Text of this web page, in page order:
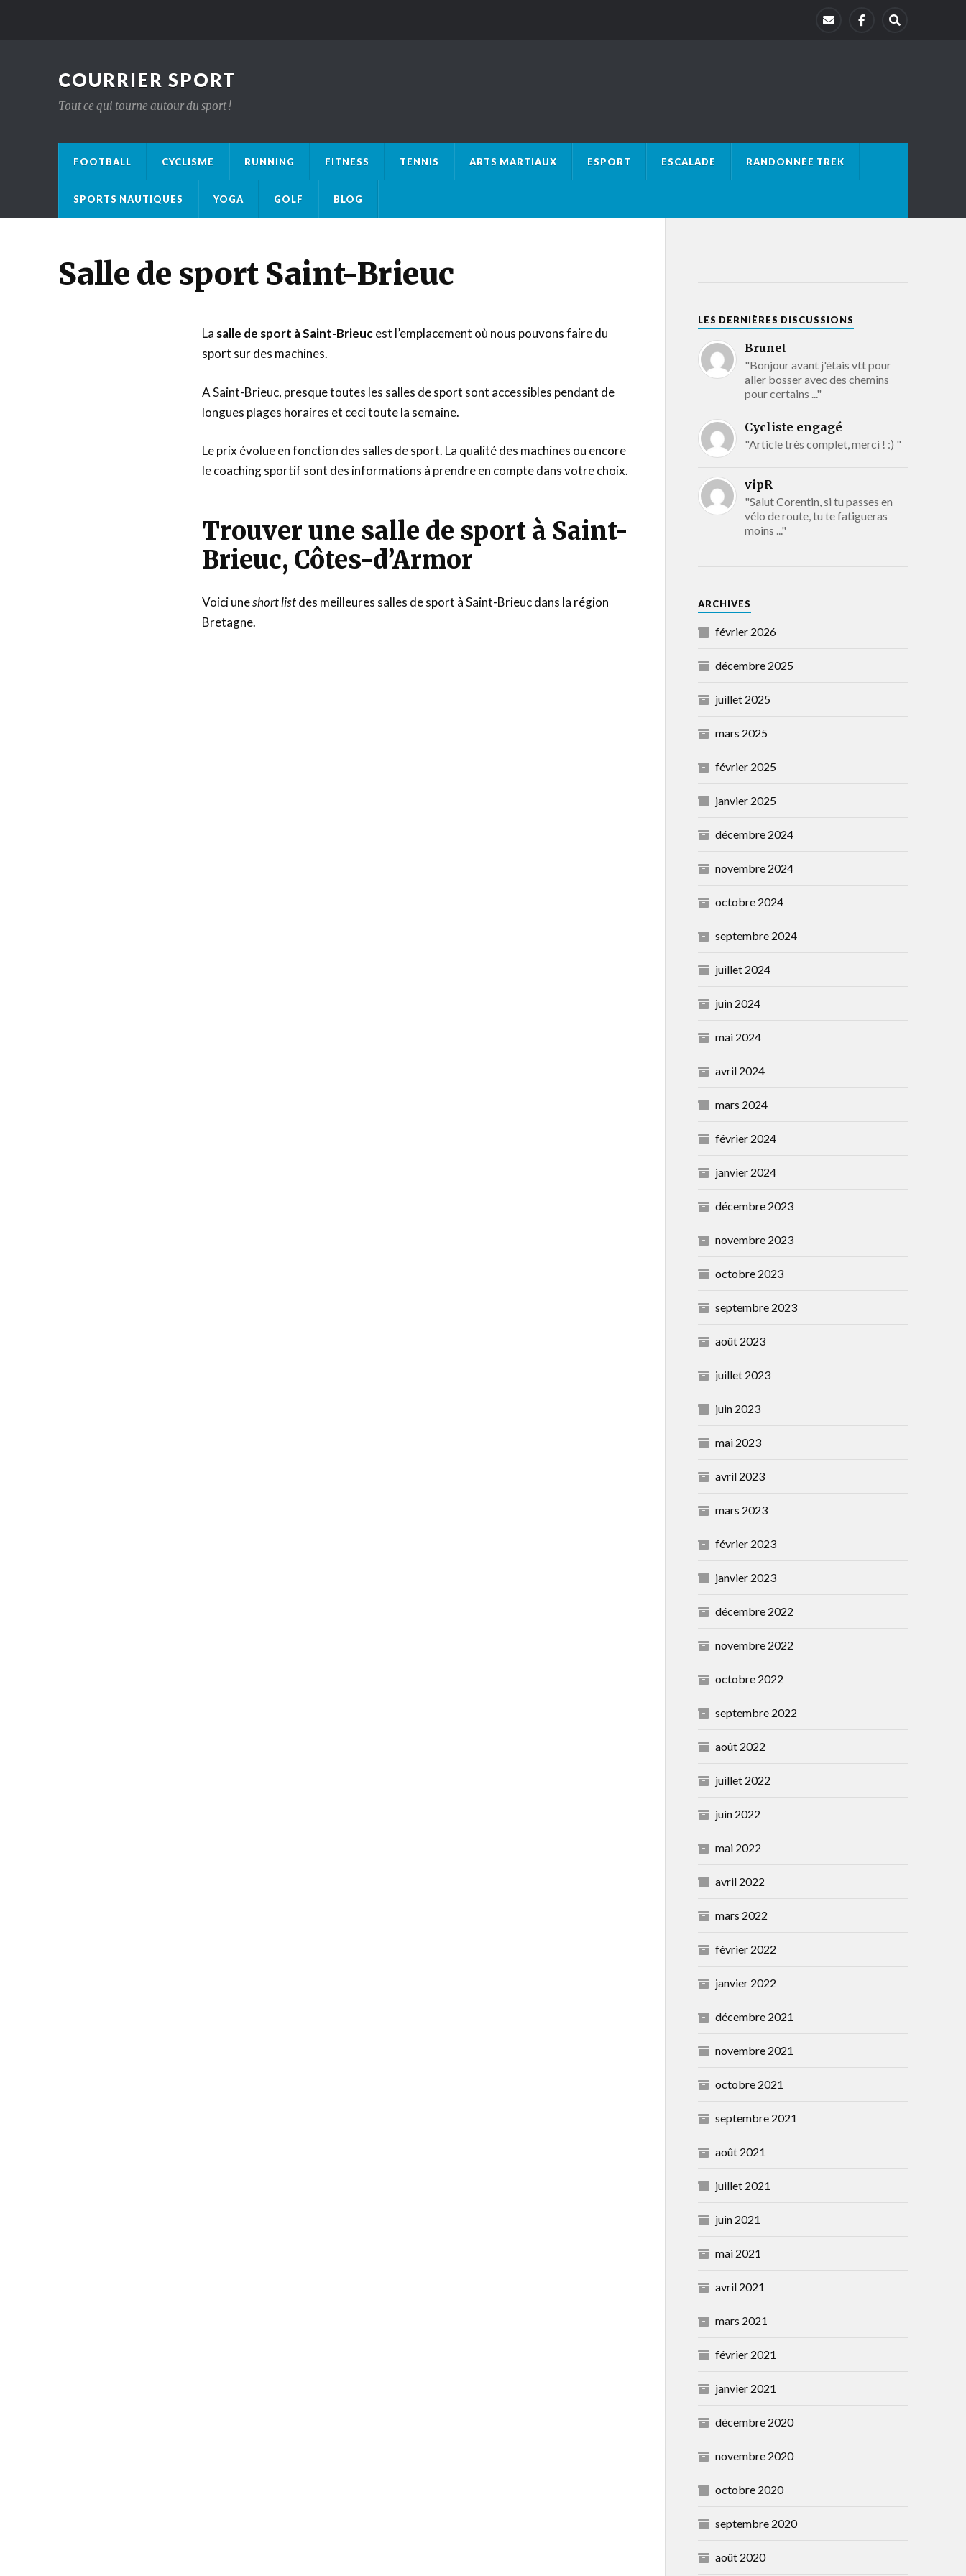
COURRIER SPORT
Tout ce qui tourne autour du sport !
FOOTBALL CYCLISME RUNNING FITNESS TENNIS ARTS MARTIAUX ESPORT ESCALADE RANDONNÉE TREK
SPORTS NAUTIQUES YOGA GOLF BLOG
Salle de sport Saint-Brieuc
La salle de sport à Saint-Brieucest l’emplacement où nous pouvons faire du
sport sur des machines.
A Saint-Brieuc, presque toutes les salles de sport sont accessibles pendant de
longues plages horaires et ceci toute la semaine.
Le prix évolue en fonction des salles de sport. La qualité des machines ou encore
le coaching sportif sont des informations à prendre en compte dans votre choix.
Trouver une salle de sport à Saint-
Brieuc, Côtes-d’Armor
Voici uneshort listdes meilleures salles de sport à Saint-Brieuc dans la région
Bretagne.
LES DERNIÈRES DISCUSSIONS
Brunet
"Bonjour avant j'étais vtt pour
aller bosser avec des chemins
pour certains ..."
Cycliste engagé
"Article très complet, merci ! :) "
vipR
"Salut Corentin, si tu passes en
vélo de route, tu te fatigueras
moins ..."
ARCHIVES
février 2026
décembre 2025
juillet 2025
mars 2025
février 2025
janvier 2025
décembre 2024
novembre 2024
octobre 2024
septembre 2024
juillet 2024
juin 2024
mai 2024
avril 2024
mars 2024
février 2024
janvier 2024
décembre 2023
novembre 2023
octobre 2023
septembre 2023
août 2023
juillet 2023
juin 2023
mai 2023
avril 2023
mars 2023
février 2023
janvier 2023
décembre 2022
novembre 2022
octobre 2022
septembre 2022
août 2022
juillet 2022
juin 2022
mai 2022
avril 2022
mars 2022
février 2022
janvier 2022
décembre 2021
novembre 2021
octobre 2021
septembre 2021
août 2021
juillet 2021
juin 2021
mai 2021
avril 2021
mars 2021
février 2021
janvier 2021
décembre 2020
novembre 2020
octobre 2020
septembre 2020
août 2020